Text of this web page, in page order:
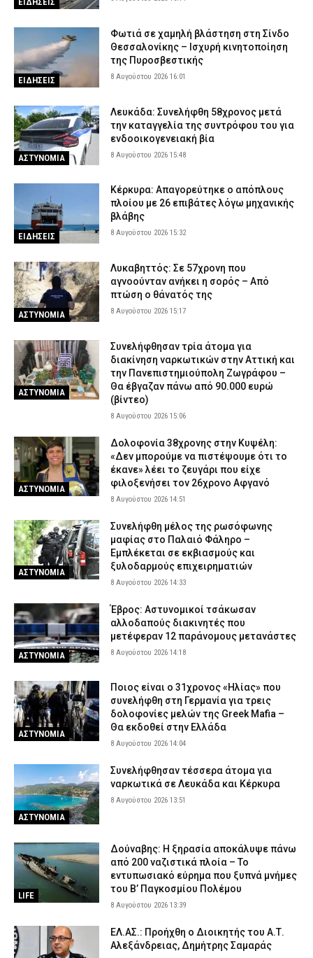
ΕΙΔΗΣΕΙΣ
Φωτιά σε χαμηλή βλάστηση στη Σίνδο
Θεσσαλονίκης – Ισχυρή κινητοποίηση
της Πυροσβεστικής
8 Αυγούστου 2026 16:01
ΑΣΤΥΝΟΜΙΑ
Λευκάδα: Συνελήφθη 58χρονος μετά
την καταγγελία της συντρόφου του για
ενδοοικογενειακή βία
8 Αυγούστου 2026 15:48
ΕΙΔΗΣΕΙΣ
Κέρκυρα: Απαγορεύτηκε ο απόπλους
πλοίου με 26 επιβάτες λόγω μηχανικής
βλάβης
8 Αυγούστου 2026 15:32
ΑΣΤΥΝΟΜΙΑ
Λυκαβηττός: Σε 57χρονη που
αγνοούνταν ανήκει η σορός – Από
πτώση ο θάνατός της
8 Αυγούστου 2026 15:17
ΑΣΤΥΝΟΜΙΑ
Συνελήφθησαν τρία άτομα για
διακίνηση ναρκωτικών στην Αττική και
την Πανεπιστημιούπολη Ζωγράφου –
Θα έβγαζαν πάνω από 90.000 ευρώ
(βίντεο)
8 Αυγούστου 2026 15:06
ΑΣΤΥΝΟΜΙΑ
Δολοφονία 38χρονης στην Κυψέλη:
«Δεν μπορούμε να πιστέψουμε ότι το
έκανε» λέει το ζευγάρι που είχε
φιλοξενήσει τον 26χρονο Αφγανό
8 Αυγούστου 2026 14:51
ΑΣΤΥΝΟΜΙΑ
Συνελήφθη μέλος της ρωσόφωνης
μαφίας στο Παλαιό Φάληρο –
Εμπλέκεται σε εκβιασμούς και
ξυλοδαρμούς επιχειρηματιών
8 Αυγούστου 2026 14:33
ΑΣΤΥΝΟΜΙΑ
Έβρος: Αστυνομικοί τσάκωσαν
αλλοδαπούς διακινητές που
μετέφεραν 12 παράνομους μετανάστες
8 Αυγούστου 2026 14:18
ΑΣΤΥΝΟΜΙΑ
Ποιος είναι ο 31χρονος «Ηλίας» που
συνελήφθη στη Γερμανία για τρεις
δολοφονίες μελών της Greek Mafia –
Θα εκδοθεί στην Ελλάδα
8 Αυγούστου 2026 14:04
ΑΣΤΥΝΟΜΙΑ
Συνελήφθησαν τέσσερα άτομα για
ναρκωτικά σε Λευκάδα και Κέρκυρα
8 Αυγούστου 2026 13:51
LIFE
Δούναβης: Η ξηρασία αποκάλυψε πάνω
από 200 ναζιστικά πλοία – Το
εντυπωσιακό εύρημα που ξυπνά μνήμες
του Β’ Παγκοσμίου Πολέμου
8 Αυγούστου 2026 13:39
ΕΛ.ΑΣ.: Προήχθη ο Διοικητής του Α.Τ.
Αλεξάνδρειας, Δημήτρης Σαμαράς